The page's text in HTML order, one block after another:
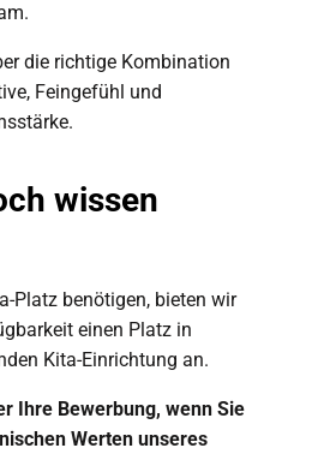
die richtige Kombination
Feingefühl und
wissen
Platz benötigen, bieten wir
einen Platz in
Kita-Einrichtung an.
Ihre Bewerbung, wenn Sie
Werten unseres